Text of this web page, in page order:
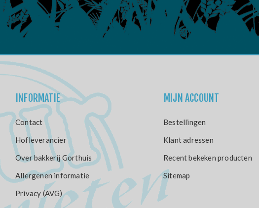
INFORMATIE
Contact
Hofleverancier
Over bakkerij Gorthuis
Allergenen informatie
Privacy (AVG)
MIJN ACCOUNT
Bestellingen
Klant adressen
Recent bekeken producten
Sitemap